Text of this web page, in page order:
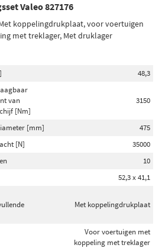
Valeo 827176
Met koppelingdrukplaat, voor voertuigen
met treklager, Met druklager
48,3
van
[Nm]
3150
[mm]
475
[N]
35000
10
52,3 x 41,1
Met koppelingdrukplaat
Voor voertuigen met
koppeling met treklager